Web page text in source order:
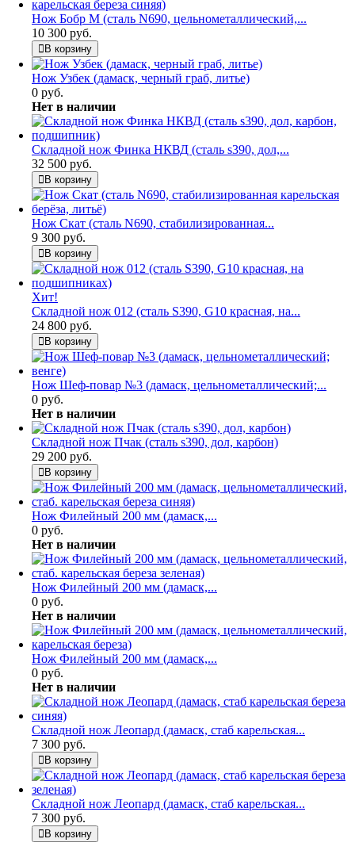
Нож Бобр М (сталь N690, цельнометаллический,...
10 300 руб.
В корзину
Нож Узбек (дамаск, черный граб, литье)
0 руб.
Нет в наличии
Складной нож Финка НКВД (сталь s390, дол,...
32 500 руб.
В корзину
Нож Скат (сталь N690, стабилизированная...
9 300 руб.
В корзину
Хит!
Складной нож 012 (сталь S390, G10 красная, на...
24 800 руб.
В корзину
Нож Шеф-повар №3 (дамаск, цельнометаллический;...
0 руб.
Нет в наличии
Складной нож Пчак (сталь s390, дол, карбон)
29 200 руб.
В корзину
Нож Филейный 200 мм (дамаск,...
0 руб.
Нет в наличии
Нож Филейный 200 мм (дамаск,...
0 руб.
Нет в наличии
Нож Филейный 200 мм (дамаск,...
0 руб.
Нет в наличии
Складной нож Леопард (дамаск, стаб карельская...
7 300 руб.
В корзину
Складной нож Леопард (дамаск, стаб карельская...
7 300 руб.
В корзину